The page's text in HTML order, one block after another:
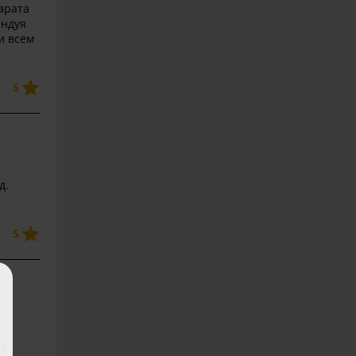
всем
5
5